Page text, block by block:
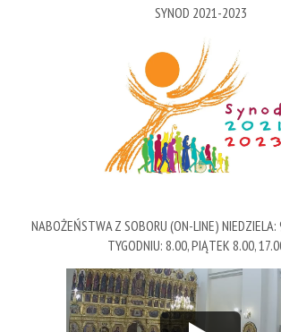
SYNOD 2021-2023
NABOŻEŃSTWA Z SOBORU (ON-LINE)
TYGODNIU: 8.00, PIĄTEK 8.00,